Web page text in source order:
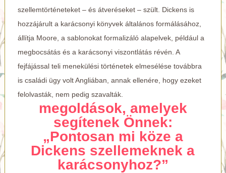
szellemtörténeteket – és átveréseket – szült. Dickens is
hozzájárult a karácsonyi könyvek általános formálásához,
állítja Moore, a sablonokat formalizáló alapelvek, például a
megbocsátás és a karácsonyi viszontlátás révén. A
fejfájással teli menekülési történetek elmesélése továbbra
is családi ügy volt Angliában, annak ellenére, hogy ezeket
felolvasták, nem pedig szavalták.
megoldások, amelyek
segítenek Önnek:
„Pontosan mi köze a
Dickens szellemeknek a
karácsonyhoz?”